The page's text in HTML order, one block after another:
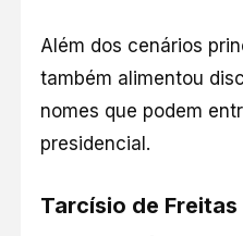
Além dos cenários
também alimentou
nomes que podem
presidencial.
Tarcísio de